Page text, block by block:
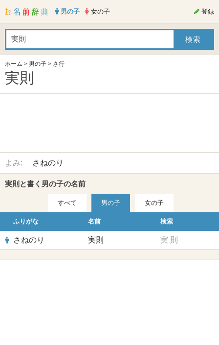
男の子 女の子 登録
ホーム > 男の子 > さ行
実則
よみ: さねのり
実則と書く男の子の名前
すべて 男の子 女の子
ふりがな 名前 検索
さねのり 実則 実 則